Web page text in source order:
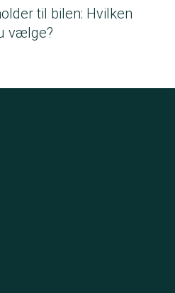
til bilen: Hvilken
vælge?